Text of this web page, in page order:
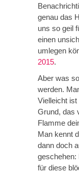
genau das
uns so geil
einen
umlegen
2015.
Aber was
werden.
Vielleicht
Grund, das
Flamme
Man kennt
dann doch
geschehen:
für diese